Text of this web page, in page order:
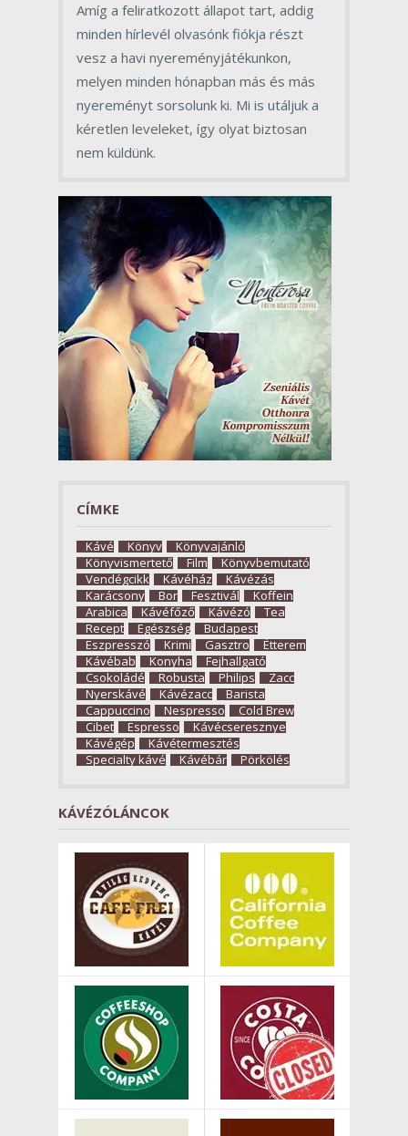
Amíg a feliratkozott állapot tart, addig
minden hírlevél olvasónk fiókja részt
vesz a havi nyereményjátékunkon,
melyen minden hónapban más és más
nyereményt sorsolunk ki. Mi is utáljuk a
kéretlen leveleket, így olyat biztosan
nem küldünk.
CÍMKE
Kávé Könyv
Könyvajánló
Könyvismertető
Film
Könyvbemutató
Vendégcikk
Kávéház
Kávézás
Karácsony
Bor Fesztivál
Koffein
Arabica
Kávéfőző Kávézó
Tea
Recept
Egészség
Budapest
Eszpresszó
Krimi Gasztro
Étterem
Kávébab
Konyha
Fejhallgató
Csokoládé
Robusta Philips
Zacc
Nyerskávé
Kávézacc
Barista
Cappuccino
Nespresso
Cold Brew
Cibet
Espresso
Kávécseresznye
Kávégép
Kávétermesztés
Specialty kávé
Kávébár Pörkölés
KÁVÉZÓLÁNCOK